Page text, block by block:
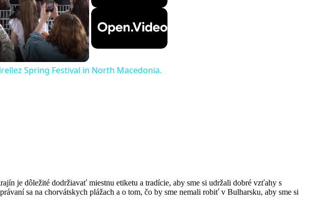
Spring Festival in North Macedonia.
je dôležité dodržiavať miestnu etiketu a tradície, aby sme si udržali dobré vzťahy s
sa na chorvátskych plážach a o tom, čo by sme nemali robiť v Bulharsku, aby sme si